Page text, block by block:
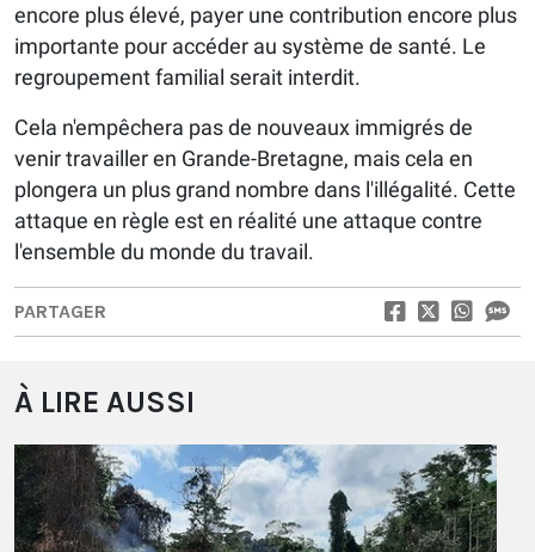
encore plus élevé, payer une contribution encore plus
importante pour accéder au système de santé. Le
regroupement familial serait interdit.
Cela n'empêchera pas de nouveaux immigrés de
venir travailler en Grande-Bretagne, mais cela en
plongera un plus grand nombre dans l'illégalité. Cette
attaque en règle est en réalité une attaque contre
l'ensemble du monde du travail.
PARTAGER
À LIRE AUSSI